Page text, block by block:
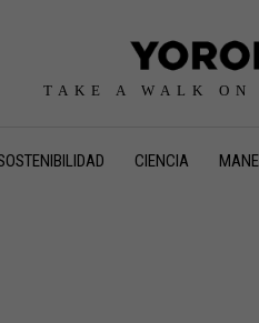
TAKE A WALK ON
CIENCIA